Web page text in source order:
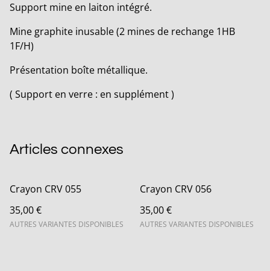
Support mine en laiton intégré.
Mine graphite inusable (2 mines de rechange 1HB
1F/H)
Présentation boîte métallique.
( Support en verre : en supplément )
Articles connexes
Crayon CRV 055
35,00 €
AUTRES VARIANTES DISPONIBLES
Crayon CRV 056
35,00 €
AUTRES VARIANTES DISPONIBLES